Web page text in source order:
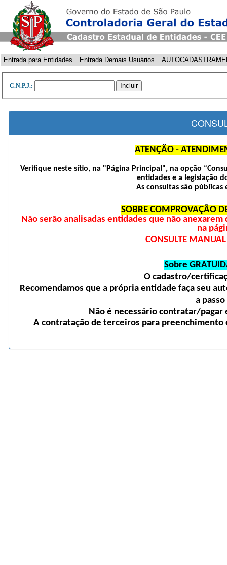
Entrada para Entidades Entrada Demais Usuários
C.N.P.J.:
ATENÇÃO -
Verifique neste sítio, na "Página Principal", na opção
entidades e a legislação
As consultas são públicas
SOBRE COMPROVAÇÃO
Não serão analisadas entidades que não
na
CONSULTE
Sobre
O cadastro/
Recomendamos que a própria entidade faça seu
a
Não é necessário contratar/
A contratação de terceiros para